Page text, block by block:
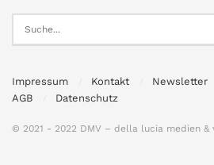
Impressum Kontakt Newsletter
AGB
Datenschutz
© 2021 - 2022 DMV – della lucia medien &